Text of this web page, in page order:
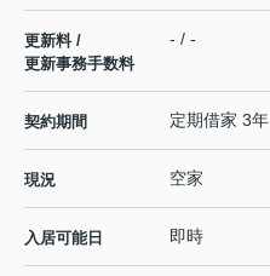
更新料 /
更新事務手数料
- / -
契約期間 定期借家 3年
現況 空家
入居可能日 即時